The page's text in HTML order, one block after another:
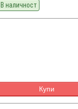
В наличност
Купи